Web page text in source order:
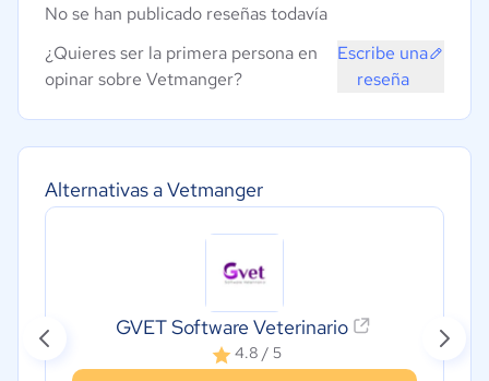
Alternativas a Vetmanger
GVET Software Veterinario
4.8 / 5
No se han publicado reseñas todavía
¿Quieres ser la primera persona en
opinar sobre Vetmanger?
Escribe una
reseña